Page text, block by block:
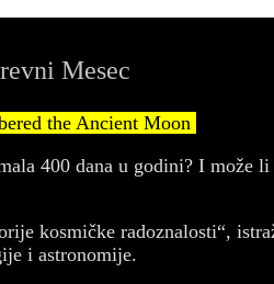
Mesec
the Ancient Moon
400 dana u godini? I može
kosmičke radoznalosti“,
i astronomije.